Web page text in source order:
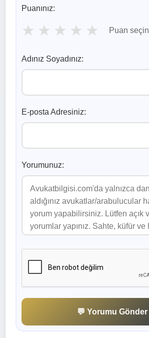
Puanınız:
★ ★ ★ ★ ★ Puan seçin
Adınız Soyadınız:
E-posta Adresiniz:
Yorumunuz:
💬 Yorumu Gönder